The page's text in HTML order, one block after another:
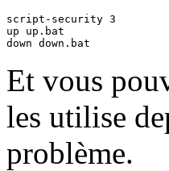
script-security 3
up up.bat
down down.bat
Et vous
les utilise
problème.